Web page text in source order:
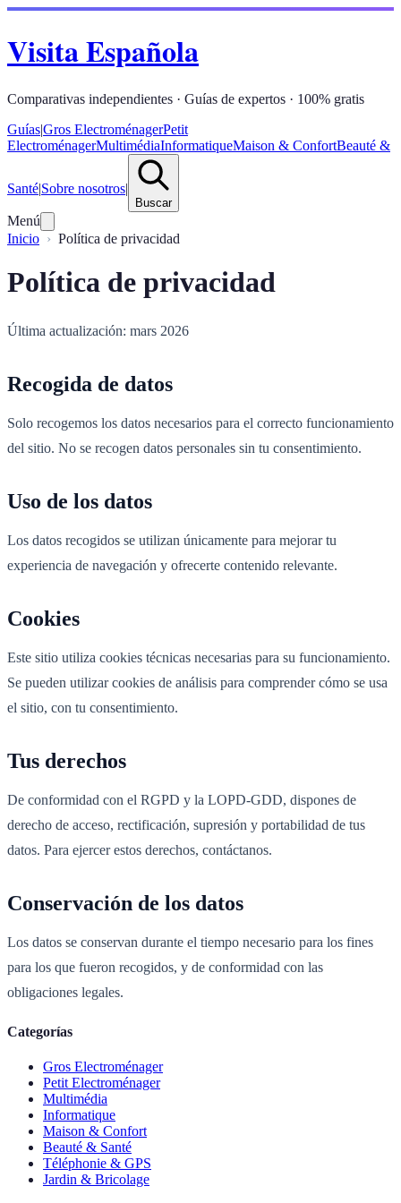
Visita Española
Comparativas independientes · Guías de expertos · 100% gratis
Guías|Gros ElectroménagerPetit
ElectroménagerMultimédiaInformatiqueMaison & ConfortBeauté &
Santé|Sobre nosotros|
Buscar
Menú
Inicio
Política de privacidad
Política de privacidad
Última actualización: mars 2026
Recogida de datos
Solo recogemos los datos necesarios para el correcto funcionamiento
del sitio. No se recogen datos personales sin tu consentimiento.
Uso de los datos
Los datos recogidos se utilizan únicamente para mejorar tu
experiencia de navegación y ofrecerte contenido relevante.
Cookies
Este sitio utiliza cookies técnicas necesarias para su funcionamiento.
Se pueden utilizar cookies de análisis para comprender cómo se usa
el sitio, con tu consentimiento.
Tus derechos
De conformidad con el RGPD y la LOPD-GDD, dispones de
derecho de acceso, rectificación, supresión y portabilidad de tus
datos. Para ejercer estos derechos, contáctanos.
Conservación de los datos
Los datos se conservan durante el tiempo necesario para los fines
para los que fueron recogidos, y de conformidad con las
obligaciones legales.
Categorías
Gros Electroménager
Petit Electroménager
Multimédia
Informatique
Maison & Confort
Beauté & Santé
Téléphonie & GPS
Jardin & Bricolage